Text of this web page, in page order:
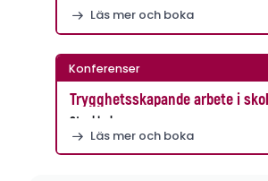
Läs mer och boka
Konferenser
Trygghetsskapande arbete i
Stockholm
Läs mer och boka